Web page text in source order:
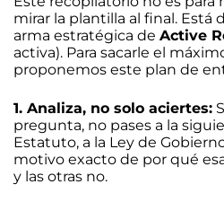
mirar la plantilla al final. Está
arma estratégica de Active
activa). Para sacarle el
proponemos este plan de
1. Analiza, no solo aciertes:
pregunta, no pases a la
Estatuto, a la Ley de
motivo exacto de por qué
y las otras no.